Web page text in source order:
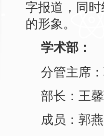
字报道，同
的形象。
学术部：
分管主席
部长：王
成员：郭